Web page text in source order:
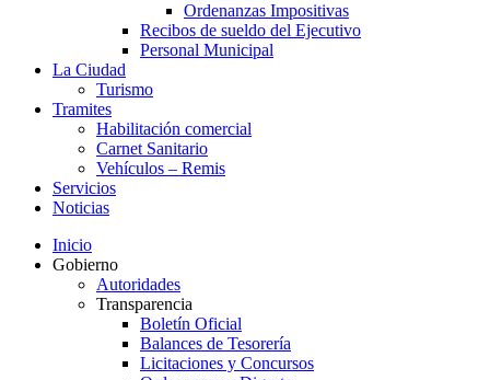
Ordenanzas Impositivas
Recibos de sueldo del Ejecutivo
Personal Municipal
La Ciudad
Turismo
Tramites
Habilitación comercial
Carnet Sanitario
Vehículos – Remis
Servicios
Noticias
Inicio
Gobierno
Autoridades
Transparencia
Boletín Oficial
Balances de Tesorería
Licitaciones y Concursos